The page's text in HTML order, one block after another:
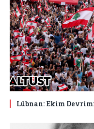
Lübnan: Ekim